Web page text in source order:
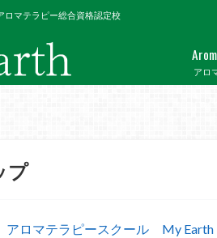
マテラピー総合資格認定校
アロ
プ
アロマテラピースクール My Earth